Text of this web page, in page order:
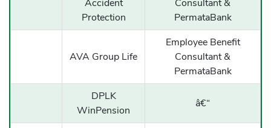
Accident
Protection
Consultant &
PermataBank
AVA Group Life
Employee Benefit
Consultant &
PermataBank
DPLK
WinPension
â€“